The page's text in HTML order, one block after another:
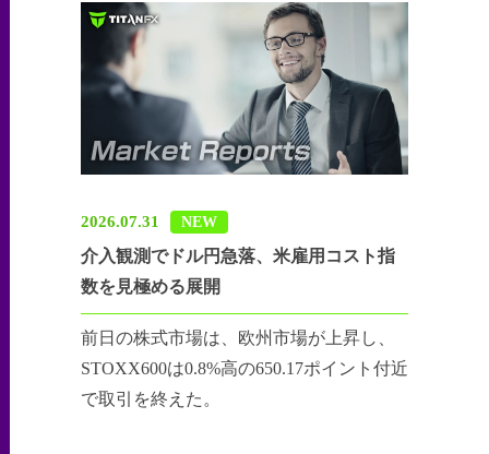
2026.07.31 NEW
介入観測でドル円急落、米雇用コスト指
数を見極める展開
前日の株式市場は、欧州市場が上昇し、
STOXX600は0.8%高の650.17ポイント付近
で取引を終えた。